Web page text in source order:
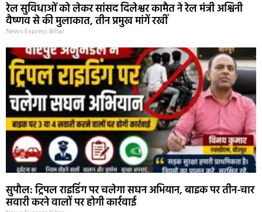
रेल सुविधाओं को लेकर सांसद दिलेश्वर कामैत ने रेल मंत्री अश्विनी
वैष्णव से की मुलाकात, तीन प्रमुख मांगें रखीं
News Express Bihar
सुपौल: ट्रिपल राइडिंग पर चलेगा सघन अभियान, बाइक पर तीन-चार
सवारी करने वालों पर होगी कार्रवाई